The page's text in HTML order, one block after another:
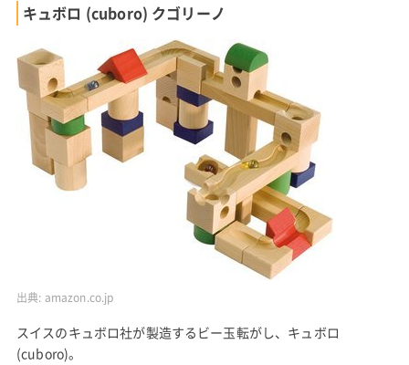
キュボロ (cuboro) クゴリーノ
出典: amazon.co.jp
スイスのキュボロ社が製造するビー玉転がし、キュボロ
(cuboro)。